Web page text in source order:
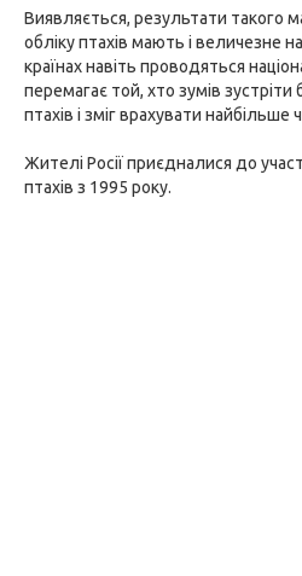
Виявляється, результати такого
обліку птахів мають і величезне
країнах навіть проводяться
перемагає той, хто зумів зустріти
птахів і зміг врахувати найбільше
Жителі Росії приєдналися до
птахів з 1995 року.